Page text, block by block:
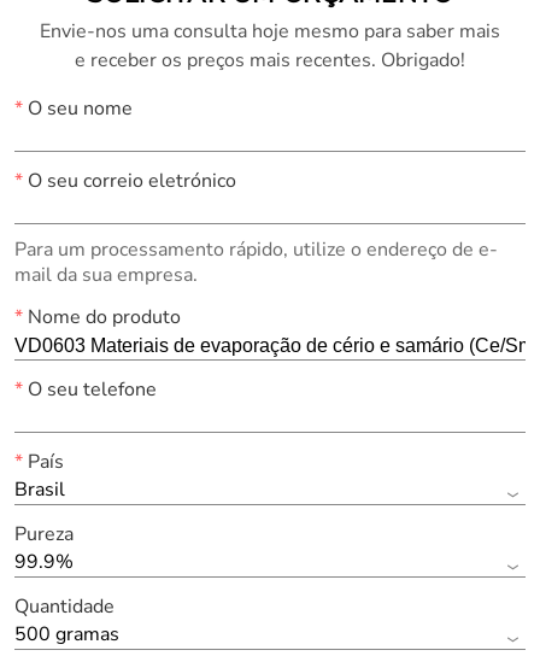
Envie-nos uma consulta hoje mesmo para saber mais
e receber os preços mais recentes. Obrigado!
*O seu nome
*O seu correio eletrónico
Para um processamento rápido, utilize o endereço de e-
mail da sua empresa.
*Nome do produto
*O seu telefone
*País
Brasil
Pureza
99.9%
Quantidade
500 gramas